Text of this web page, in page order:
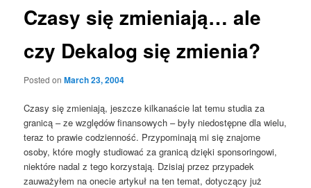
Czasy się zmieniają… ale
czy Dekalog się zmienia?
Posted onMarch 23, 2004
Czasy się zmieniają, jeszcze kilkanaście lat temu studia za
granicą – ze względów finansowych – były niedostępne dla wielu,
teraz to prawie codzienność. Przypominają mi się znajome
osoby, które mogły studiować za granicą dzięki sponsoringowi,
niektóre nadal z tego korzystają. Dzisiaj przez przypadek
zauważyłem na onecie artykuł na ten temat, dotyczący już